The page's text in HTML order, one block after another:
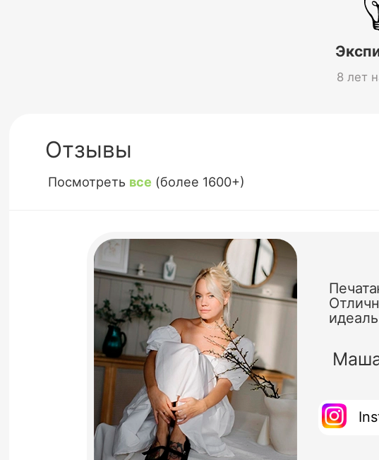
8 лет
Отзывы
Посмотреть все (более 1600+)